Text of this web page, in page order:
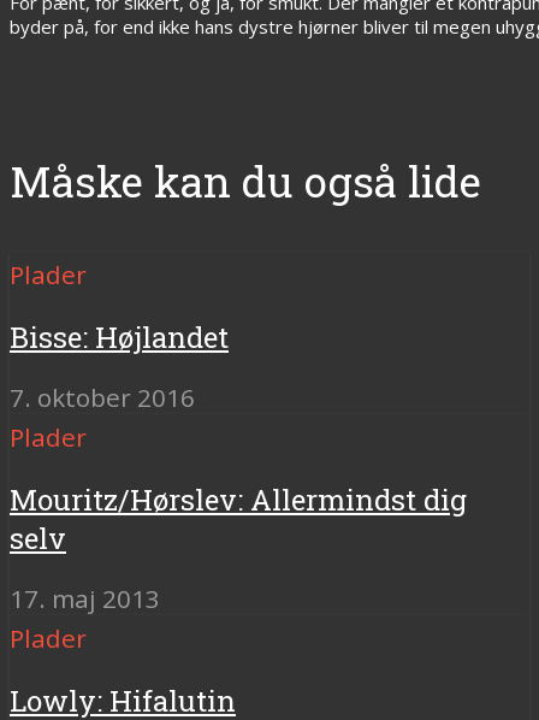
byder på, for end ikke hans dystre hjørner bliver til megen
Måske kan du også lide
Plader
Bisse: Højlandet
7. oktober 2016
Plader
Mouritz/Hørslev: Allermindst dig
selv
17. maj 2013
Plader
Lowly: Hifalutin